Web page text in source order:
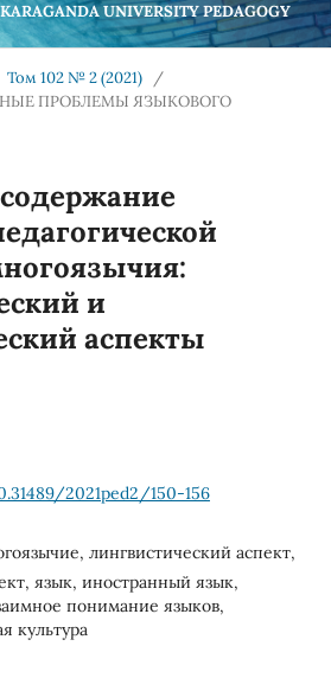
UNIVERSITY PEDAGOGY
Том 102 № 2 (2021)
/
ПРОБЛЕМЫ ЯЗЫКОВОГО
и
аспекты
2021ped2/150-156
лингвистический аспект,
язык, иностранный язык,
понимание языков,
культура